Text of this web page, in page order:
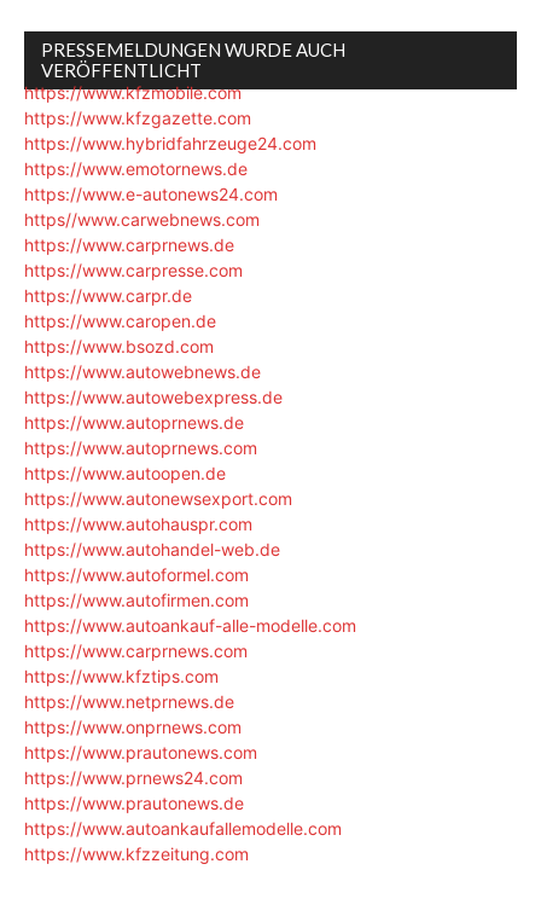
PRESSEMELDUNGEN WURDE AUCH
VERÖFFENTLICHT
https://www.kfzmobile.com
https://www.kfzgazette.com
https://www.hybridfahrzeuge24.com
https://www.emotornews.de
https://www.e-autonews24.com
https//www.carwebnews.com
https://www.carprnews.de
https://www.carpresse.com
https://www.carpr.de
https://www.caropen.de
https://www.bsozd.com
https://www.autowebnews.de
https://www.autowebexpress.de
https://www.autoprnews.de
https://www.autoprnews.com
https://www.autoopen.de
https://www.autonewsexport.com
https://www.autohauspr.com
https://www.autohandel-web.de
https://www.autoformel.com
https://www.autofirmen.com
https://www.autoankauf-alle-modelle.com
https://www.carprnews.com
https://www.kfztips.com
https://www.netprnews.de
https://www.onprnews.com
https://www.prautonews.com
https://www.prnews24.com
https://www.prautonews.de
https://www.autoankaufallemodelle.com
https://www.kfzzeitung.com